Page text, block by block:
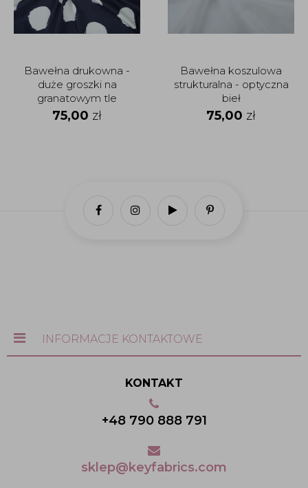
Bawełna drukowna -
duże groszki na
granatowym tle
75,00 zł
Bawełna koszulowa
strukturalna - optyczna
bieł
75,00 zł
INFORMACJE KONTAKTOWE
KONTAKT
+48 790 888 791
sklep@keyfabrics.com